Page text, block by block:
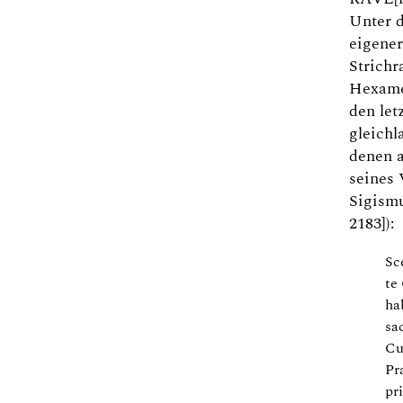
Unter
eigener
den
denen
seines
2183]):
te